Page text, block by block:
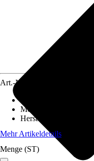
Art.-Nr.
Montageart
Herstellerartikelnummer
Mehr Artikeldetails
Menge (ST)